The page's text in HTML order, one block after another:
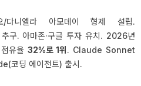
니엘라 아모데이 형제 설립.
구. 아마존·구글 투자 유치. 2026년
유율 32%로 1위 . Claude Sonnet
코딩 에이전트) 출시.